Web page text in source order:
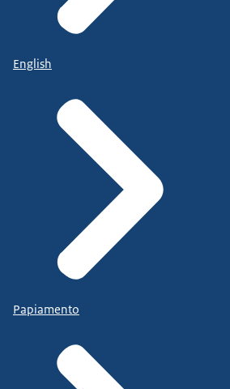
English
Papiamento